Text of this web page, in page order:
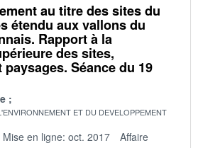
au titre des sites du
étendu aux vallons du
Rapport à la
des sites,
Séance du 19
ET DU DEVELOPPEMENT
Mise en ligne: oct. 2017
Affaire